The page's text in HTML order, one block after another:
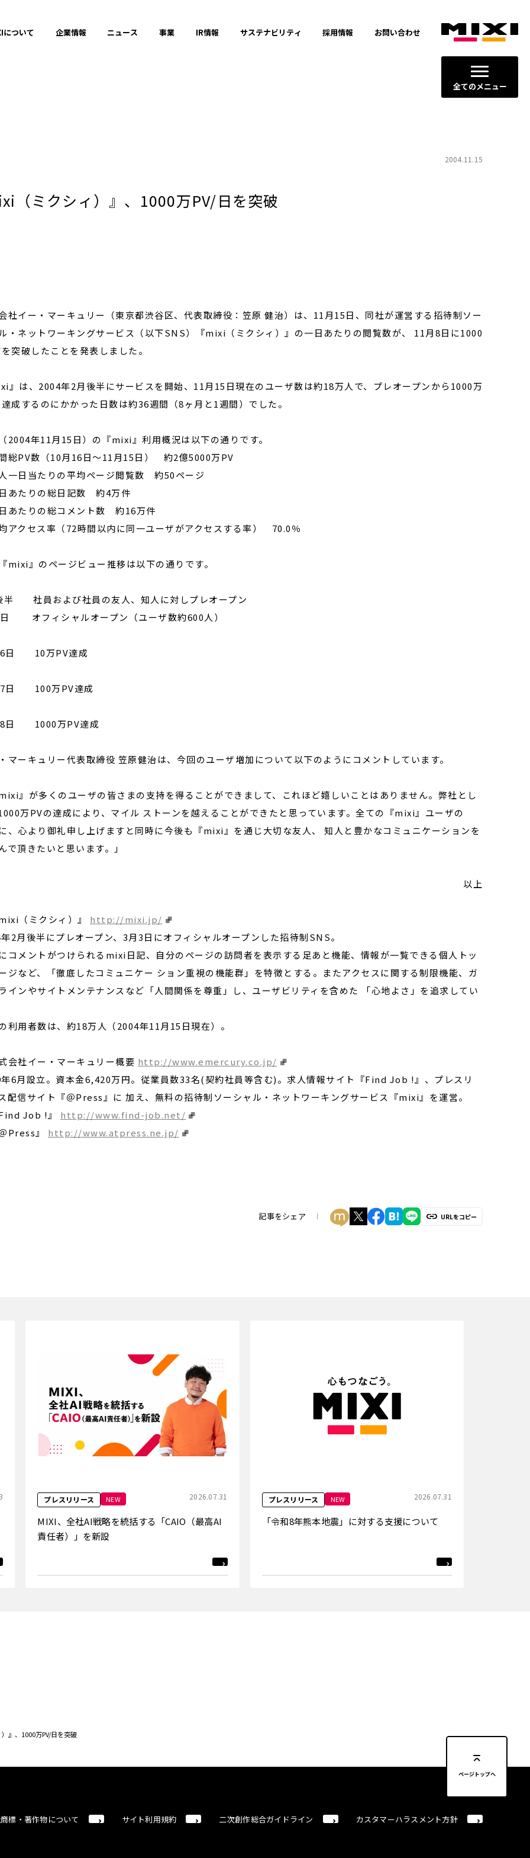
全てのメニュー
について 企業情報 ニュース 事業 IR情報 サステナビリティ 採用情報 お問い合わせ
2004.11.15
（ミクシィ）』、1000万PV/日を突破
社イー・マーキュリー（東京都渋谷区、代表取締役：笠原 健治）は、11月15日、同社が運営する招待制ソー
・ネットワーキングサービス（以下SNS）『mixi（ミクシィ）』の一日あたりの閲覧数が、 11月8日に1000
突破したことを発表しました。
』は、2004年2月後半にサービスを開始、11月15日現在のユーザ数は約18万人で、プレオープンから1000万
成するのにかかった日数は約36週間（8ヶ月と1週間）でした。
2004年11月15日）の『mixi』利用概況は以下の通りです。
総PV数（10月16日～11月15日） 約2億5000万PV
一日当たりの平均ページ閲覧数 約50ページ
あたりの総日記数 約4万件
あたりの総コメント数 約16万件
アクセス率（72時間以内に同一ユーザがアクセスする率） 70.0％
mixi』のページビュー推移は以下の通りです。
半 社員および社員の友人、知人に対しプレオープン
オフィシャルオープン（ユーザ数約600人）
日 10万PV達成
日 100万PV達成
8日 1000万PV達成
マーキュリー代表取締役 笠原健治は、今回のユーザ増加について以下のようにコメントしています。
mixi』が多くのユーザの皆さまの支持を得ることができまして、これほど嬉しいことはありません。弊社とし
万PVの達成により、マイル ストーンを越えることができたと思っています。全ての『mixi』ユーザの
、心より御礼申し上げますと同時に今後も『mixi』を通じ大切な友人、 知人と豊かなコミュニケーションを
で頂きたいと思います。」
以上
（ミクシィ）』 http://mixi.jp/
2月後半にプレオープン、3月3日にオフィシャルオープンした招待制SNS。
コメントがつけられるmixi日記、自分のページの訪問者を表示する足あと機能、情報が一覧できる個人トッ
ジなど、「徹底したコミュニケー ション重視の機能群」を特徴とする。またアクセスに関する制限機能、ガ
インやサイトメンテナンスなど「人間関係を尊重」し、ユーザビリティを含めた 「心地よさ」を追求してい
利用者数は、約18万人（2004年11月15日現在）。
会社イー・マーキュリー概要 http://www.emercury.co.jp/
6月設立。資本金6,420万円。従業員数33名(契約社員等含む)。求人情報サイト『Find Job !』、プレスリ
配信サイト『＠Press』に 加え、無料の招待制ソーシャル・ネットワーキングサービス『mixi』を運営。
Job !』 http://www.find-job.net/
Press』 http://www.atpress.ne.jp/
記事をシェア URLをコピー
プレスリリース NEW 2026.07.31
MIXI、全社AI戦略を統括する「CAIO（最高AI
責任者）」を新設
プレスリリース NEW 2026.07.31
「令和8年熊本地震」に対する支援について
』、1000万PV/日を突破
閉じる
ページトップへ
標・著作物について サイト利用規約 二次創作総合ガイドライン カスタマーハラスメント方針